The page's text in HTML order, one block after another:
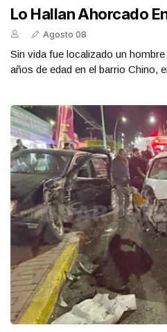
Lo Hallan Ahorcado
Agosto 08
Sin vida fue localizado un
años de edad en el barrio Chino,